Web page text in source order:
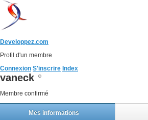
Developpez.com
Profil d'un membre
Connexion S'inscrire Index
vaneck
Membre confirmé
Mes informations